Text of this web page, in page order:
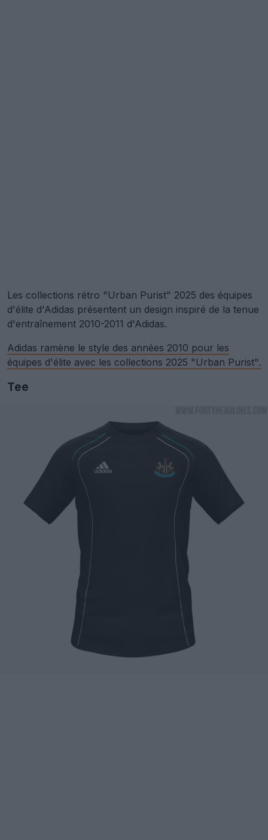
Les collections rétro "Urban Purist" 2025 des équipes
d'élite d'Adidas présentent un design inspiré de la tenue
d'entraînement 2010-2011 d'Adidas.
Adidas ramène le style des années 2010 pour les
équipes d'élite avec les collections 2025 "Urban Purist".
Tee